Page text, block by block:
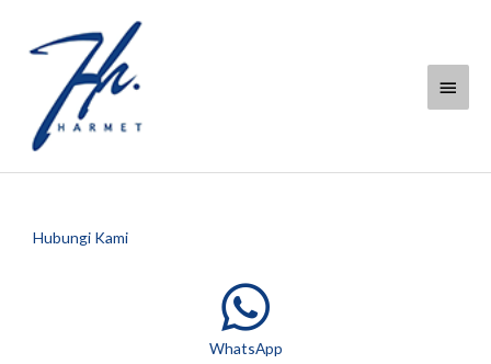
Hubungi Kami
WhatsApp